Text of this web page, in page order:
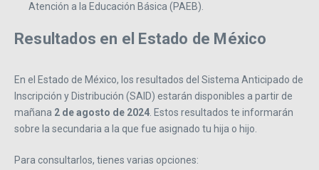
Atención a la Educación Básica (PAEB).
Resultados en el Estado de México
En el Estado de México, los resultados del Sistema Anticipado de
Inscripción y Distribución (SAID) estarán disponibles a partir de
mañana 2 de agosto de 2024 . Estos resultados te informarán
sobre la secundaria a la que fue asignado tu hija o hijo.
Para consultarlos, tienes varias opciones: